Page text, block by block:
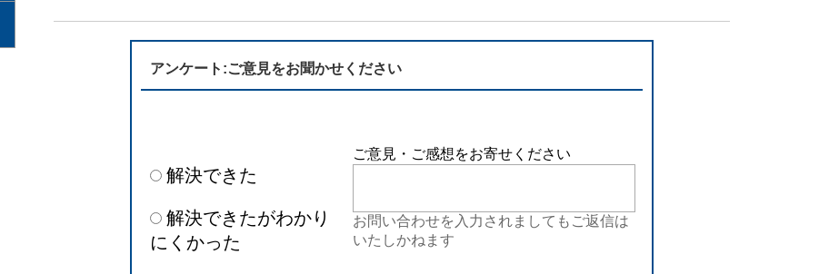
アンケート:ご意見をお聞かせください
解決できた
解決できたがわかり
にくかった
ご意見・ご感想をお寄せください
お問い合わせを入力されましてもご返信は
いたしかねます